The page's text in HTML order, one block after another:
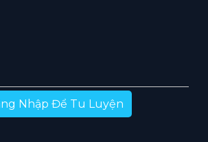
Nhập Để Tu Luyện